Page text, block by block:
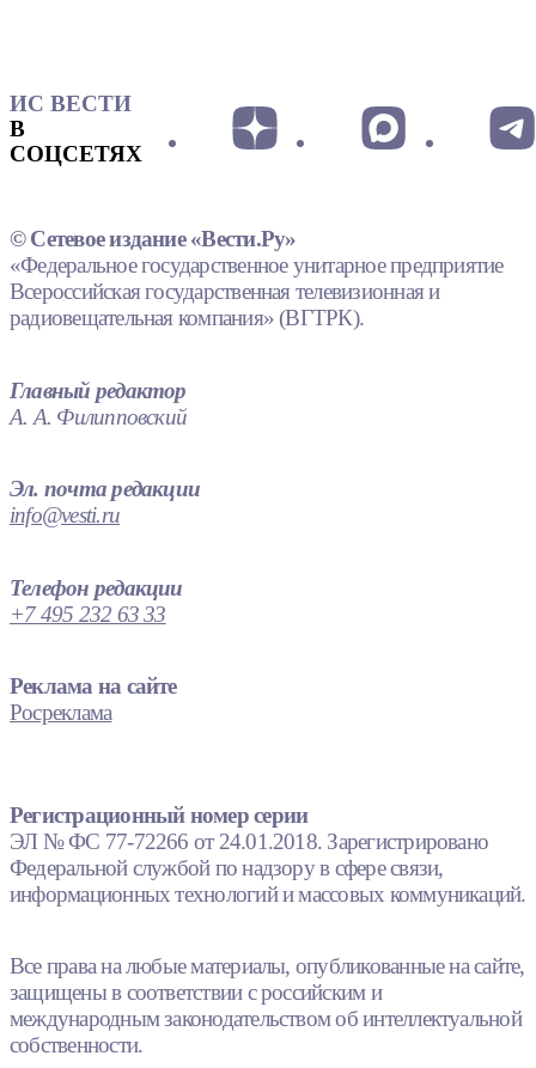
ИС ВЕСТИ
В
СОЦСЕТЯХ
© Сетевое издание «Вести.Ру»
«Федеральное государственное унитарное предприятие
Всероссийская государственная телевизионная и
радиовещательная компания» (ВГТРК).
Главный редактор
А. А. Филипповский
Эл. почта редакции
info@vesti.ru
Телефон редакции
+7 495 232 63 33
Реклама на сайте
Росреклама
Регистрационный номер серии
ЭЛ № ФС 77-72266 от 24.01.2018. Зарегистрировано
Федеральной службой по надзору в сфере связи,
информационных технологий и массовых коммуникаций.
Все права на любые материалы, опубликованные на сайте,
защищены в соответствии с российским и
международным законодательством об интеллектуальной
собственности.